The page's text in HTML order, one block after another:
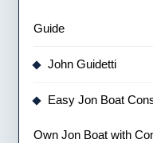
Guide
John Guidetti
Easy Jon Boat
Own Jon Boat with